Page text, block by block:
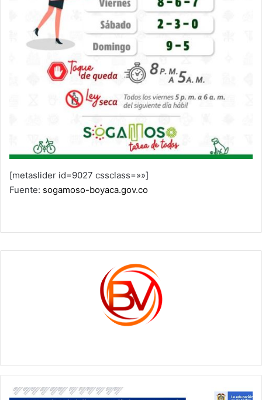
[metaslider id=9027 cssclass=»»]
Fuente: sogamoso-boyaca.gov.co
EL